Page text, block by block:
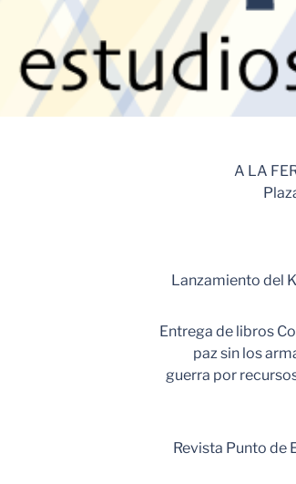
A LA
Lanzamiento del
Entrega de libros
paz sin los
guerra por
Revista Punto de